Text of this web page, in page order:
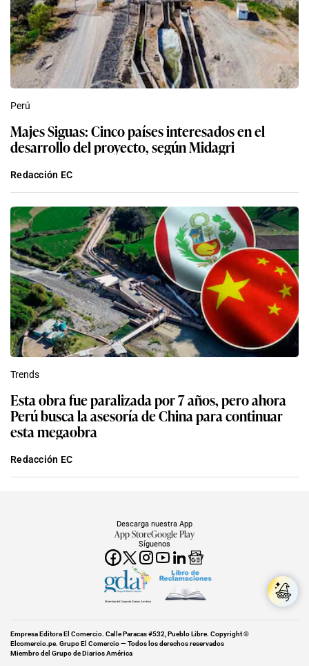
Perú
Majes Siguas: Cinco países interesados en el
desarrollo del proyecto, según Midagri
Redacción EC
Trends
Esta obra fue paralizada por 7 años, pero ahora
Perú busca la asesoría de China para continuar
esta megaobra
Redacción EC
Síguenos
Descarga nuestra App
App StoreGoogle Play
Miembro del Grupo de Diarios América
Empresa Editora El Comercio. Calle Paracas #532, Pueblo Libre. Copyright ©
Elcomercio.pe. Grupo El Comercio — Todos los derechos reservados
Miembro del Grupo de Diarios América